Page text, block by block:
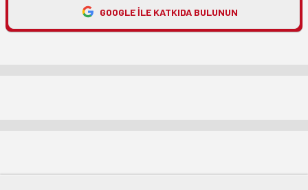
GOOGLE ILE KATKIDA BULUNUN